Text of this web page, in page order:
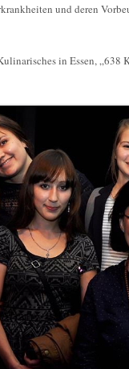
und deren
in Essen, „638